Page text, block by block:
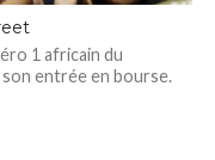
1 africain du
entrée en bourse.